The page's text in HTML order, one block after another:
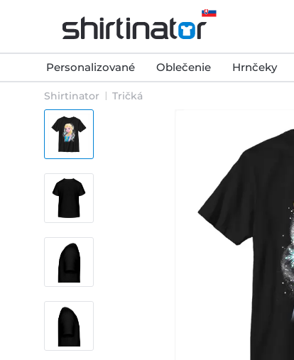
Personalizované Oblečenie Hrnčeky
Shirtinator Tričká